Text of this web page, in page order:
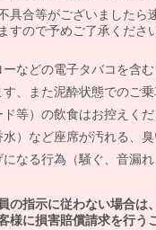
具合等がございました
すので予めご了承ください
などの電子タバコを含む
、また泥酔状態でのご乗
等）の飲食はお控えくだ
）など座席が汚れる、
なる行為（騒ぐ、音漏
の指示に従わない場合
に損害賠償請求を行う